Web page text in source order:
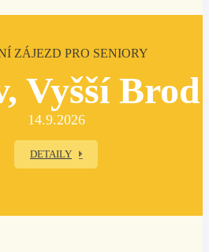
ZÁJEZD PRO SENIORY
Vyšší Brod
14.9.2026
DETAILY